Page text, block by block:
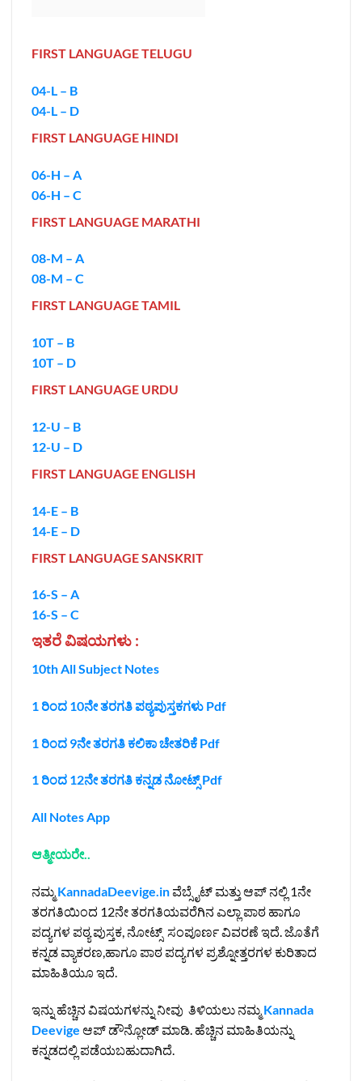
FIRST LANGUAGE TELUGU
04-L – B
04-L – D
FIRST LANGUAGE HINDI
06-H – A
06-H – C
FIRST LANGUAGE MARATHI
08-M – A
08-M – C
FIRST LANGUAGE TAMIL
10T – B
10T – D
FIRST LANGUAGE URDU
12-U – B
12-U – D
FIRST LANGUAGE ENGLISH
14-E – B
14-E – D
FIRST LANGUAGE SANSKRIT
16-S – A
16-S – C
ಇತರೆ ವಿಷಯಗಳು :
10th All Subject Notes
1 ರಿಂದ 10ನೇ ತರಗತಿ ಪಠ್ಯಪುಸ್ತಕಗಳು Pdf
1 ರಿಂದ 9ನೇ ತರಗತಿ ಕಲಿಕಾ ಚೇತರಿಕೆ Pdf
1 ರಿಂದ 12ನೇ ತರಗತಿ ಕನ್ನಡ ನೋಟ್ಸ್‌ Pdf
All Notes App
ಆತ್ಮೀಯರೇ..
ನಮ್ಮKannadaDeevige.inವೆಬ್ಸೈಟ್ ಮತ್ತು ಆಪ್ ನಲ್ಲಿ 1ನೇ
ತರಗತಿಯಿಂದ 12ನೇ ತರಗತಿಯವರೆಗಿನ ಎಲ್ಲಾ ಪಾಠ ಹಾಗೂ
ಪದ್ಯಗಳ ಪಠ್ಯ ಪುಸ್ತಕ, ನೋಟ್ಸ್ ಸಂಪೂರ್ಣ ವಿವರಣೆ ಇದೆ. ಜೊತೆಗೆ
ಕನ್ನಡ ವ್ಯಾಕರಣ,ಹಾಗೂ ಪಾಠ ಪದ್ಯಗಳ ಪ್ರಶ್ನೋತ್ತರಗಳ ಕುರಿತಾದ
ಮಾಹಿತಿಯೂ ಇದೆ.
ಇನ್ನು ಹೆಚ್ಚಿನ ವಿಷಯಗಳನ್ನು ನೀವು ತಿಳಿಯಲು ನಮ್ಮ Kannada
Deevige ಆಪ್ ಡೌನ್ಲೋಡ್ ಮಾಡಿ. ಹೆಚ್ಚಿನ ಮಾಹಿತಿಯನ್ನು
ಕನ್ನಡದಲ್ಲಿ ಪಡೆಯಬಹುದಾಗಿದೆ.